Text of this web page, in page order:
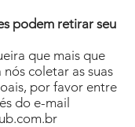
podem retirar seu
que mais que
coletar as suas
por favor entre
do e-mail